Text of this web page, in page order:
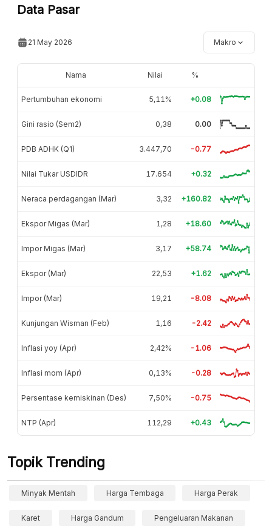
Data Pasar
21 May 2026 Makro
Nama Nilai %
Pertumbuhan ekonomi 5,11% +0.08
Gini rasio (Sem2) 0,38 0.00
PDB ADHK (Q1) 3.447,70 -0.77
Nilai Tukar USDIDR 17.654 +0.32
Neraca perdagangan (Mar) 3,32 +160.82
Ekspor Migas (Mar) 1,28 +18.60
Impor Migas (Mar) 3,17 +58.74
Ekspor (Mar) 22,53 +1.62
Impor (Mar) 19,21 -8.08
Kunjungan Wisman (Feb) 1,16 -2.42
Inflasi yoy (Apr) 2,42% -1.06
Inflasi mom (Apr) 0,13% -0.28
Persentase kemiskinan (Des) 7,50% -0.75
NTP (Apr) 112,29 +0.43
Topik Trending
Minyak Mentah Harga Tembaga Harga Perak
Karet Harga Gandum Pengeluaran Makanan